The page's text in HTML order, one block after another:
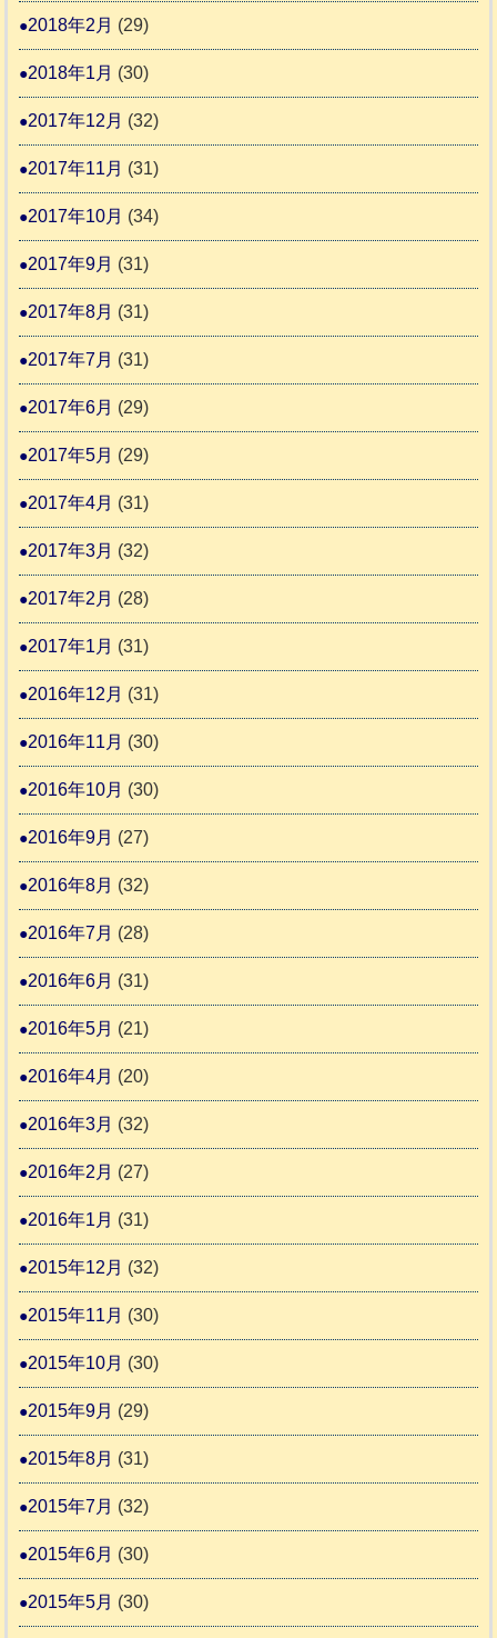
2018年2月 (29)
2018年1月 (30)
2017年12月 (32)
2017年11月 (31)
2017年10月 (34)
2017年9月 (31)
2017年8月 (31)
2017年7月 (31)
2017年6月 (29)
2017年5月 (29)
2017年4月 (31)
2017年3月 (32)
2017年2月 (28)
2017年1月 (31)
2016年12月 (31)
2016年11月 (30)
2016年10月 (30)
2016年9月 (27)
2016年8月 (32)
2016年7月 (28)
2016年6月 (31)
2016年5月 (21)
2016年4月 (20)
2016年3月 (32)
2016年2月 (27)
2016年1月 (31)
2015年12月 (32)
2015年11月 (30)
2015年10月 (30)
2015年9月 (29)
2015年8月 (31)
2015年7月 (32)
2015年6月 (30)
2015年5月 (30)